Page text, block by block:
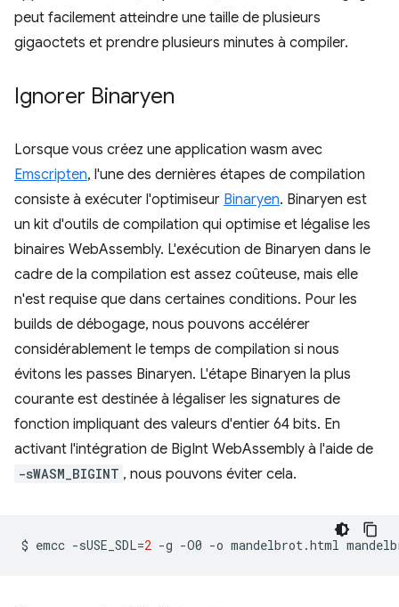
peut facilement atteindre une taille de plusieurs
gigaoctets et prendre plusieurs minutes à compiler.
Ignorer Binaryen
Lorsque vous créez une application wasm avec
Emscripten, l'une des dernières étapes de compilation
consiste à exécuter l'optimiseur Binaryen. Binaryen est
un kit d'outils de compilation qui optimise et légalise les
binaires WebAssembly. L'exécution de Binaryen dans le
cadre de la compilation est assez coûteuse, mais elle
n'est requise que dans certaines conditions. Pour les
builds de débogage, nous pouvons accélérer
considérablement le temps de compilation si nous
évitons les passes Binaryen. L'étape Binaryen la plus
courante est destinée à légaliser les signatures de
fonction impliquant des valeurs d'entier 64 bits. En
activant l'intégration de BigInt WebAssembly à l'aide de
-sWASM_BIGINT , nous pouvons éviter cela.
$ emcc -sUSE_SDL=2 -g -O0 -o mandelbrot.html